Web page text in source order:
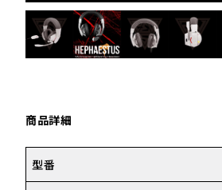
商品詳細
型番